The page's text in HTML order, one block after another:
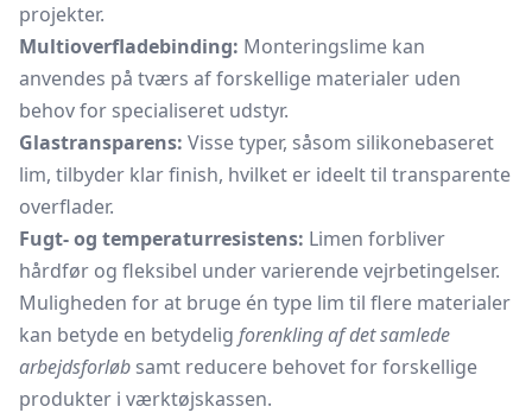
projekter.
Multioverfladebinding: Monteringslime kan
anvendes på tværs af forskellige materialer uden
behov for specialiseret udstyr.
Glastransparens: Visse typer, såsom silikonebaseret
lim, tilbyder klar finish, hvilket er ideelt til transparente
overflader.
Fugt- og temperaturresistens: Limen forbliver
hårdfør og fleksibel under varierende vejrbetingelser.
Muligheden for at bruge én type lim til flere materialer
kan betyde en betydelig forenkling af det samlede
arbejdsforløb samt reducere behovet for forskellige
produkter i værktøjskassen.